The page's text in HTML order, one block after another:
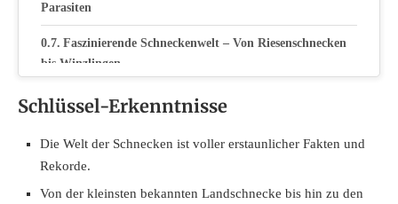
Parasiten
Faszinierende Schneckenwelt – Von Riesenschnecken
bis Winzlingen
Vielfalt und einzigartige Anpassungen
Fazit
Schlüssel-Erkenntnisse
Die Welt der Schnecken ist voller erstaunlicher Fakten und
Rekorde.
Von der kleinsten bekannten Landschnecke bis hin zu den